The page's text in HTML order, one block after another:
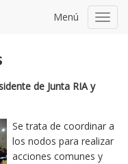
Menú
de Junta RIA y
Se trata de coordinar a
los nodos para realizar
acciones comunes y